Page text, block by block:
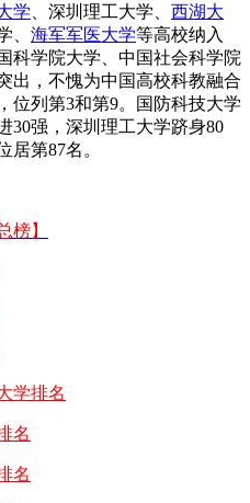
学 、深圳理工大学、 西湖大
、 海军军医大学等高校纳入
科学院大学、中国社会科学院
出，不愧为中国高校科教融合
位列第3和第9。国防科技大学
30强，深圳理工大学跻身80
居第87名。
榜】
学排名
名
名